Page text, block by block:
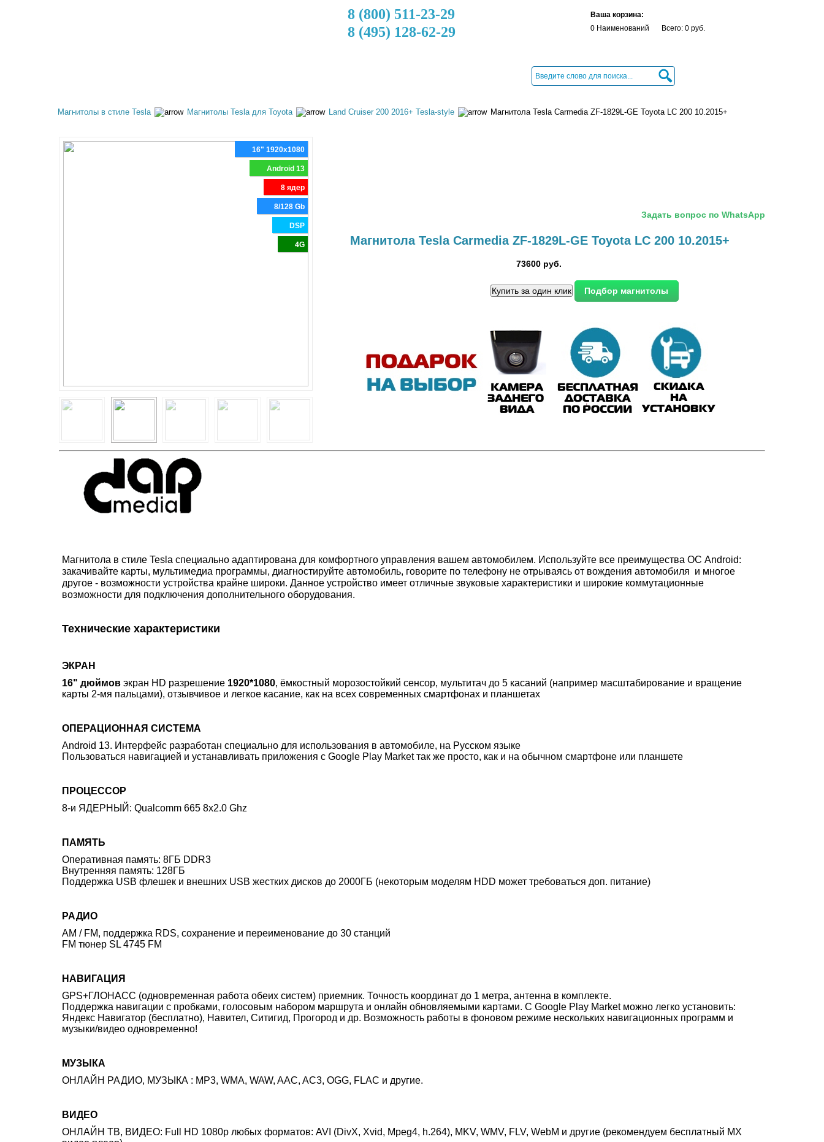
8 (800) 511-23-29
8 (495) 128-62-29
Ваша корзина:
0 Наименований
Всего: 0 руб.
Магнитолы в стиле Tesla Магнитолы Tesla для Toyota Land Cruiser 200 2016+ Tesla-style Магнитола Tesla Carmedia ZF-1829L-GE Toyota LC 200 10.2015+
16" 1920x1080
Android 13
8 ядер
8/128 Gb
DSP
4G
Задать вопрос по WhatsApp
Магнитола Tesla Carmedia ZF-1829L-GE Toyota LC 200 10.2015+
73600 руб.
Магнитола в стиле Tesla специально адаптирована для комфортного управления вашем автомобилем. Используйте все преимущества ОС Android:
закачивайте карты, мультимедиа программы, диагностируйте автомобиль, говорите по телефону не отрываясь от вождения автомобиля и многое
другое - возможности устройства крайне широки. Данное устройство имеет отличные звуковые характеристики и широкие коммутационные
возможности для подключения дополнительного оборудования.
Технические характеристики
ЭКРАН
16" дюймов экран HD разрешение 1920*1080, ёмкостный морозостойкий сенсор, мультитач до 5 касаний (например масштабирование и вращение
карты 2-мя пальцами), отзывчивое и легкое касание, как на всех современных смартфонах и планшетах
ОПЕРАЦИОННАЯ СИСТЕМА
Android 13. Интерфейс разработан специально для использования в автомобиле, на Русском языке
Пользоваться навигацией и устанавливать приложения с Google Play Market так же просто, как и на обычном смартфоне или планшете
ПРОЦЕССОР
8-и ЯДЕРНЫЙ: Qualcomm 665 8x2.0 Ghz
ПАМЯТЬ
Оперативная память: 8ГБ DDR3
Внутренняя память: 128ГБ
Поддержка USB флешек и внешних USB жестких дисков до 2000ГБ (некоторым моделям HDD может требоваться доп. питание)
РАДИО
AM / FM, поддержка RDS, сохранение и переименование до 30 станций
FM тюнер SL 4745 FM
НАВИГАЦИЯ
GPS+ГЛОНАСС (одновременная работа обеих систем) приемник. Точность координат до 1 метра, антенна в комплекте.
Поддержка навигации с пробками, голосовым набором маршрута и онлайн обновляемыми картами. С Google Play Market можно легко установить:
Яндекс Навигатор (бесплатно), Навител, Ситигид, Прогород и др. Возможность работы в фоновом режиме нескольких навигационных программ и
музыки/видео одновременно!
МУЗЫКА
ОНЛАЙН РАДИО, МУЗЫКА : MP3, WMA, WAW, AAC, AC3, OGG, FLAC и другие.
ВИДЕО
ОНЛАЙН ТВ, ВИДЕО: Full HD 1080p любых форматов: AVI (DivX, Xvid, Mpeg4, h.264), MKV, WMV, FLV, WebM и другие (рекомендуем бесплатный MX